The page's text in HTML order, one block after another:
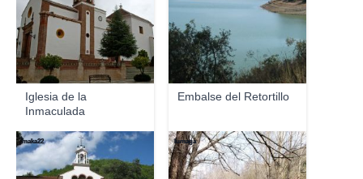
Iglesia de la
Inmaculada
Embalse del Retortillo
maka22 lumaga